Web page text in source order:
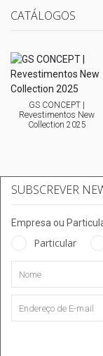
CATÁLOGOS
GS CONCEPT |
Revestimentos New
Collection 2025
SUBSCREVER
Empresa ou
Particular